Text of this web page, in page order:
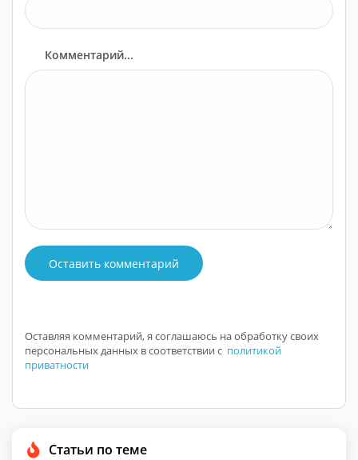
Комментарий...
Оставить комментарий
Оставляя комментарий, я соглашаюсь на обработку своих
персональных данных в соответствии с политикой
приватности
Статьи по теме